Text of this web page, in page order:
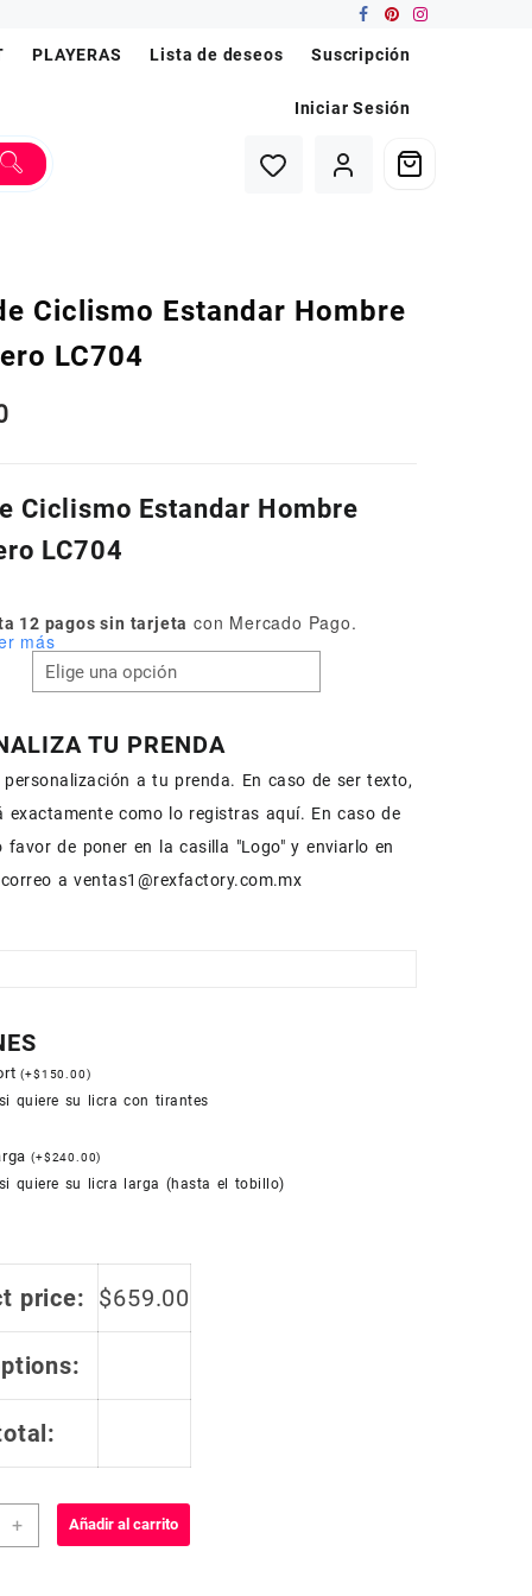
PLAYERAS Lista de deseos Suscripción
Iniciar Sesión
Ciclismo Estandar Hombre
LC704
Ciclismo Estandar Hombre
LC704
12 pagos sin tarjeta con Mercado Pago.
más
TU PRENDA
personalización a tu prenda. En caso de ser texto,
exactamente como lo registras aquí. En caso de
favor de poner en la casilla "Logo" y enviarlo en
a ventas1@rexfactory.com.mx
(+$150.00)
quiere su licra con tirantes
(+$240.00)
quiere su licra larga (hasta el tobillo)
price: $659.00
+ Añadir al carrito